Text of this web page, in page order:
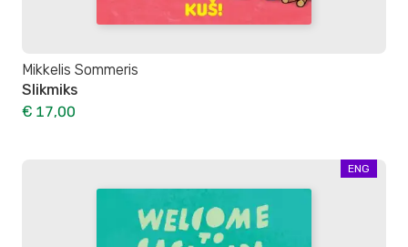
Mikkelis Sommeris
Slikmiks
€ 17,00
ENG